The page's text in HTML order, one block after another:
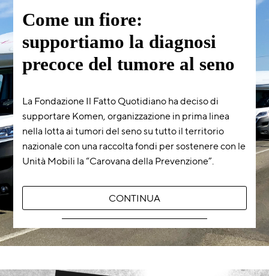
Come un fiore:
supportiamo la diagnosi
precoce del tumore al seno
La Fondazione Il Fatto Quotidiano ha deciso di
supportare Komen, organizzazione in prima linea
nella lotta ai tumori del seno su tutto il territorio
nazionale con una raccolta fondi per sostenere con le
Unità Mobili la “Carovana della Prevenzione”.
CONTINUA